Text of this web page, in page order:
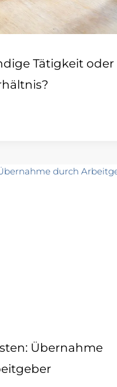
Tätigkeit oder
Übernahme